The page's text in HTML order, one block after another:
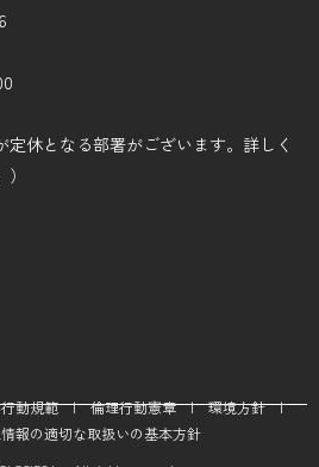
定休となる部署がございます。詳しく
動規範|倫理行動憲章|環境方針|
報の適切な取扱いの基本方針